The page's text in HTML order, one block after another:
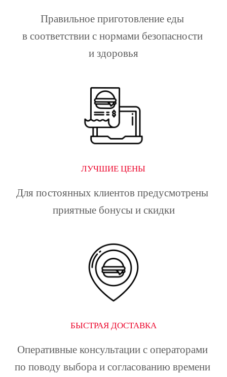
Правильное приготовление еды
в соответствии с нормами безопасности
и здоровья
ЛУЧШИЕ ЦЕНЫ
Для постоянных клиентов предусмотрены
приятные бонусы и скидки
БЫСТРАЯ ДОСТАВКА
Оперативные консультации с операторами
по поводу выбора и согласованию времени